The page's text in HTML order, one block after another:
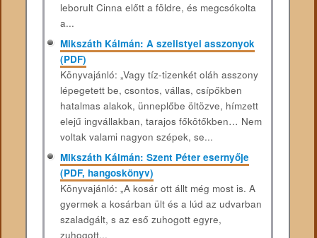
leborult Cinna előtt a földre, és megcsókolta
a...
Mikszáth Kálmán: A szelistyei asszonyok
(PDF)
Könyvajánló: „Vagy tíz-tizenkét oláh asszony
lépegetett be, csontos, vállas, csípőkben
hatalmas alakok, ünneplőbe öltözve, hímzett
elejű ingvállakban, tarajos főkötőkben… Nem
voltak valami nagyon szépek, se...
Mikszáth Kálmán: Szent Péter esernyője
(PDF, hangoskönyv)
Könyvajánló: „A kosár ott állt még most is. A
gyermek a kosárban ült és a lúd az udvarban
szaladgált, s az eső zuhogott egyre,
zuhogott...